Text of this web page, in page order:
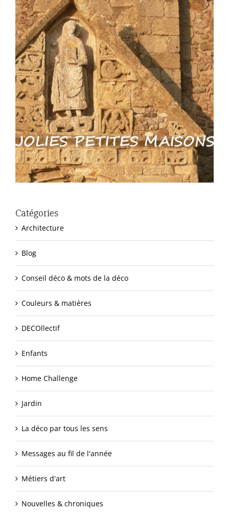
Catégories
Architecture
Blog
Conseil déco & mots de la déco
Couleurs & matières
DECOllectif
Enfants
Home Challenge
Jardin
La déco par tous les sens
Messages au fil de l'année
Métiers d'art
Nouvelles & chroniques